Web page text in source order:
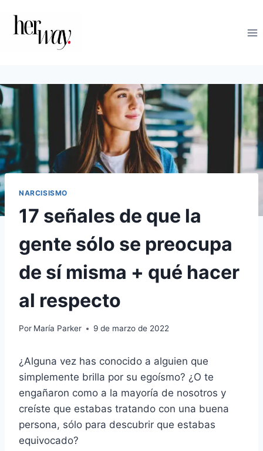
contenido
NARCISISMO
17 señales de que la
gente sólo se preocupa
de sí misma + qué hacer
al respecto
Por María Parker 9 de marzo de 2022
¿Alguna vez has conocido a alguien que
simplemente brilla por su egoísmo? ¿O te
engañaron como a la mayoría de nosotros y
creíste que estabas tratando con una buena
persona, sólo para descubrir que estabas
equivocado?